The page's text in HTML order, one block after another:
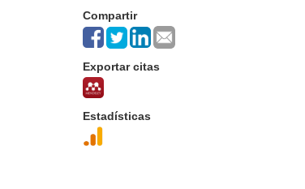
Compartir
Exportar citas
Estadísticas